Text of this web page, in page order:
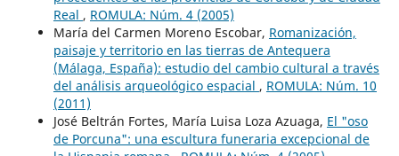
Real , ROMULA: Núm. 4 (2005)
María del Carmen Moreno Escobar, Romanización,
paisaje y territorio en las tierras de Antequera
(Málaga, España): estudio del cambio cultural a través
del análisis arqueológico espacial , ROMULA: Núm. 10
(2011)
José Beltrán Fortes, María Luisa Loza Azuaga, El "oso
de Porcuna": una escultura funeraria excepcional de